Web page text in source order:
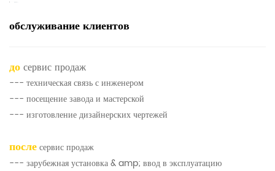
обслуживание клиентов
досервис продаж
--- техническая связь с инженером
--- посещение завода и мастерской
--- изготовление дизайнерских чертежей
послесервис продаж
--- зарубежная установка & amp; ввод в эксплуатацию